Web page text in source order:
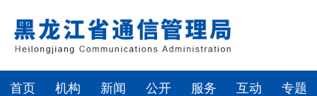
首页 机构 新闻 公开 服务 互动 专题